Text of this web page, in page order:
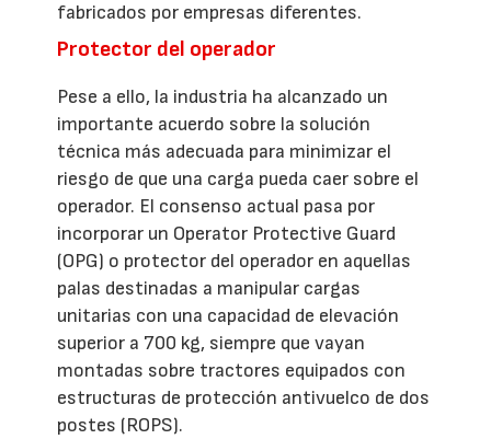
fabricados por empresas diferentes.
Protector del operador
Pese a ello, la industria ha alcanzado un
importante acuerdo sobre la solución
técnica más adecuada para minimizar el
riesgo de que una carga pueda caer sobre el
operador. El consenso actual pasa por
incorporar un Operator Protective Guard
(OPG) o protector del operador en aquellas
palas destinadas a manipular cargas
unitarias con una capacidad de elevación
superior a 700 kg, siempre que vayan
montadas sobre tractores equipados con
estructuras de protección antivuelco de dos
postes (ROPS).